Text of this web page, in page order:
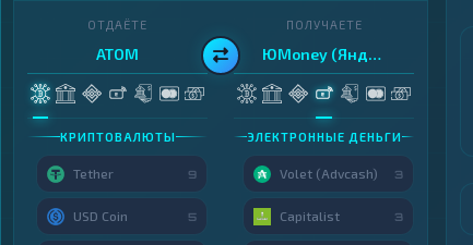
ОТДАЁТЕ
ATOM
КРИПТОВАЛЮТЫ
Tether 9
USD Coin 5
ПОЛУЧАЕТЕ
ЮMoney (Яндекс.Деньги)
ЭЛЕКТРОННЫЕ ДЕНЬГИ
Volet (Advcash) 3
Capitalist 3